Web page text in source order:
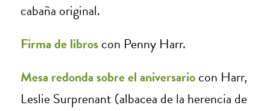
cabaña original.
Firma de libroscon Penny Harr.
Mesa redonda sobre el aniversariocon Harr,
Leslie Surprenant (albacea de la herencia de